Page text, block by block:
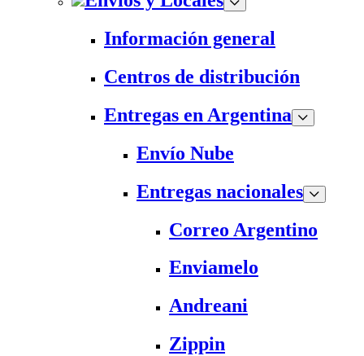
Información general
Centros de distribución
Entregas en Argentina
Envío Nube
Entregas nacionales
Correo Argentino
Enviamelo
Andreani
Zippin